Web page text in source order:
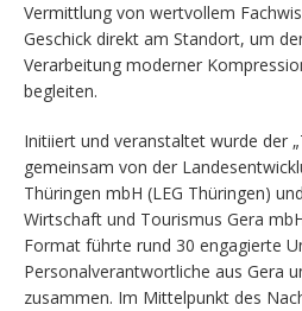
Vermittlung von wertvollem
Geschick direkt am Standort, um
Verarbeitung moderner
begleiten.
Initiiert und veranstaltet wurde der
gemeinsam von der
Thüringen mbH (LEG Thüringen)
Wirtschaft und Tourismus Gera
Format führte rund 30 engagierte
Personalverantwortliche aus Gera
zusammen. Im Mittelpunkt des